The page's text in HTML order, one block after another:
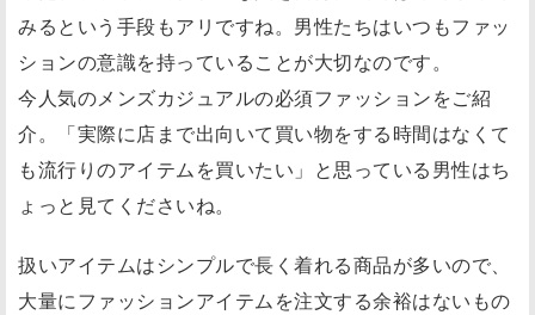
みるという手段もアリですね。男性たちはいつもファッ
ションの意識を持っていることが大切なのです。
今人気のメンズカジュアルの必須ファッションをご紹
介。「実際に店まで出向いて買い物をする時間はなくて
も流行りのアイテムを買いたい」と思っている男性はち
ょっと見てくださいね。
扱いアイテムはシンプルで長く着れる商品が多いので、
大量にファッションアイテムを注文する余裕はないもの